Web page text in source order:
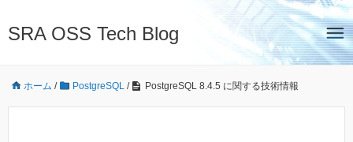
SRA OSS Tech Blog
ホーム / PostgreSQL / PostgreSQL 8.4.5 に関する技術情報